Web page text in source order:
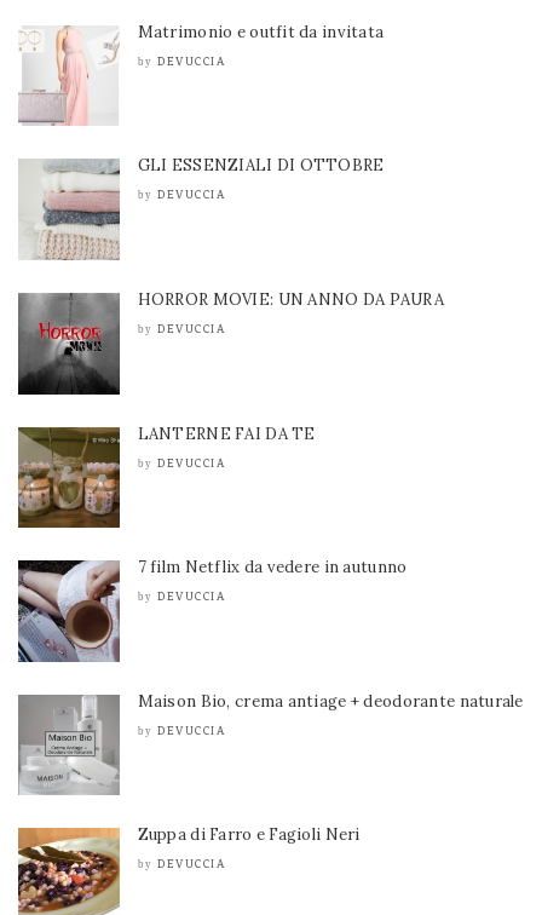
Matrimonio e outfit da invitata
by DEVUCCIA
GLI ESSENZIALI DI OTTOBRE
by DEVUCCIA
HORROR MOVIE: UN ANNO DA PAURA
by DEVUCCIA
LANTERNE FAI DA TE
by DEVUCCIA
7 film Netflix da vedere in autunno
by DEVUCCIA
Maison Bio, crema antiage + deodorante naturale
by DEVUCCIA
Zuppa di Farro e Fagioli Neri
by DEVUCCIA